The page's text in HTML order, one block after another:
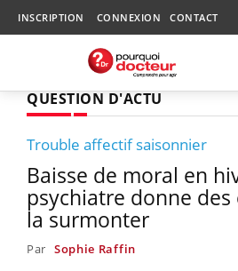
INSCRIPTION CONNEXION CONTACT
QUESTION D'ACTU
Trouble affectif saisonnier
Baisse de moral en
psychiatre donne
la surmonter
Par Sophie Raffin